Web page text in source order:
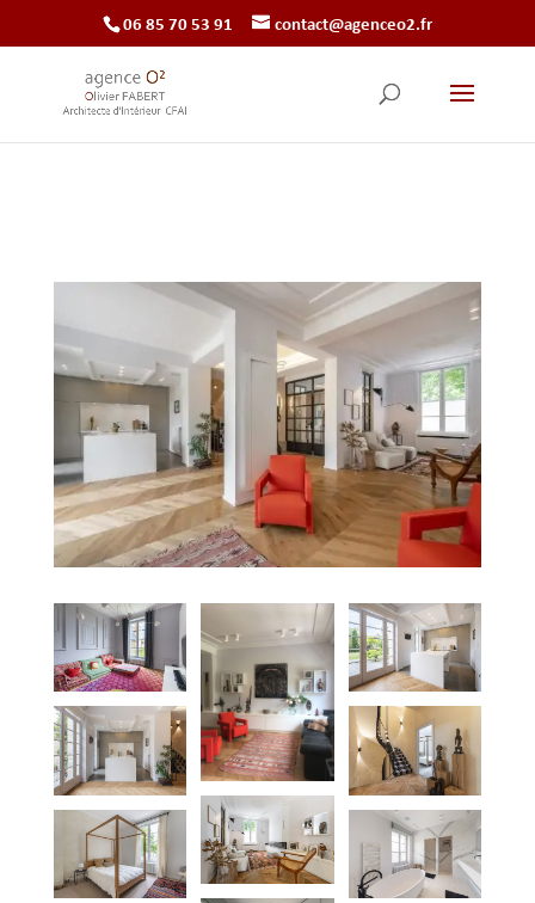
‭06 85 70 53 91‬ contact@agenceo2.fr